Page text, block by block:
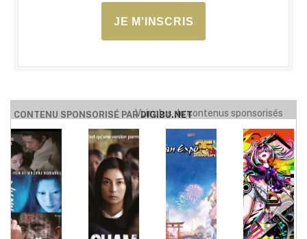
JE M'INSCRIS
CONTENU SPONSORISÉ PARDIGIBU.NET
Voir plus de contenus sponsorisés